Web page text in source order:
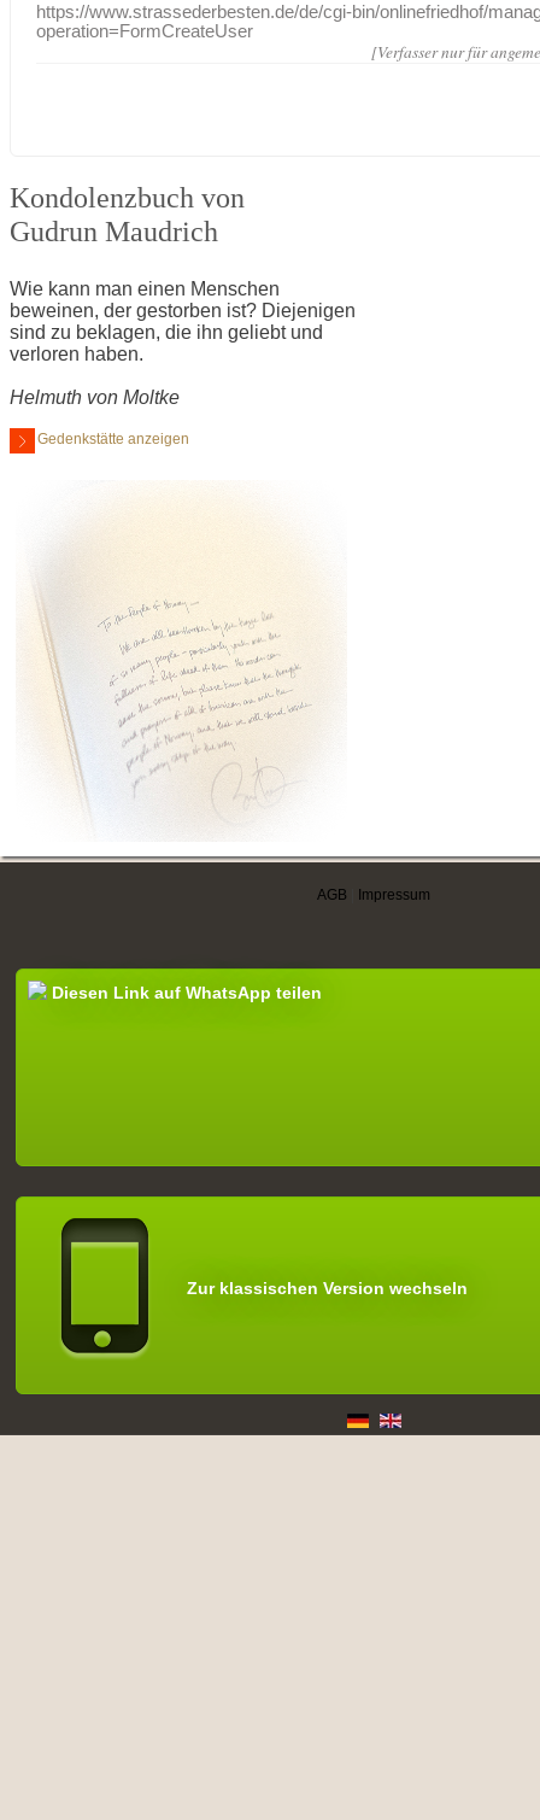
https://www.strassederbesten.de/de/cgi-bin/onlinefriedhof/
operation=FormCreateUser
[Verfasser nur für
Kondolenzbuch von
Gudrun Maudrich
Wie kann man einen Menschen
beweinen, der gestorben ist? Diejenigen
sind zu beklagen, die ihn geliebt und
verloren haben.
Helmuth von Moltke
Gedenkstätte anzeigen
AGB Impressum
Diesen Link auf WhatsApp teilen
Zur klassischen Version wechseln